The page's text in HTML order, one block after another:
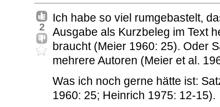
2
Ich habe so viel rumgebastelt,
Ausgabe als Kurzbeleg im Text
braucht (Meier 1960: 25). Oder
mehrere Autoren (Meier et al.
Was ich noch gerne hätte ist:
1960: 25; Heinrich 1975: 12-15).